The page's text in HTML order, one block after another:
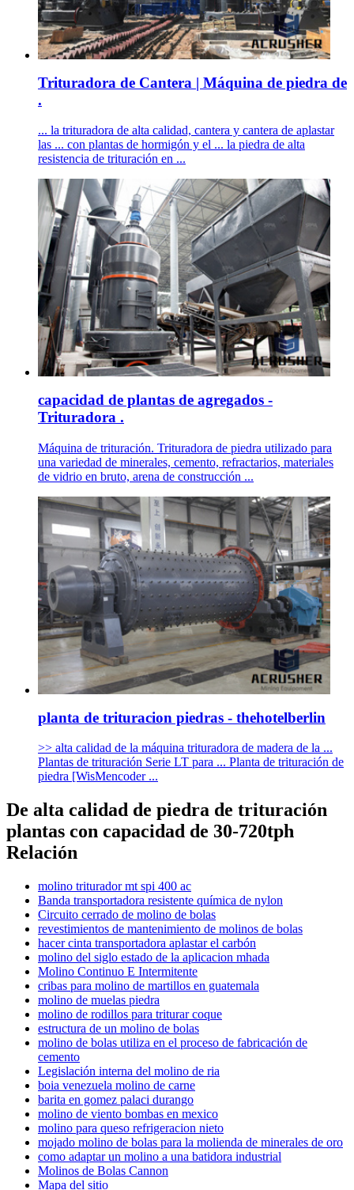
Trituradora de Cantera | Máquina de piedra de
.
... la trituradora de alta calidad, cantera y cantera de aplastar
las ... con plantas de hormigón y el ... la piedra de alta
resistencia de trituración en ...
capacidad de plantas de agregados -
Trituradora .
Máquina de trituración. Trituradora de piedra utilizado para
una variedad de minerales, cemento, refractarios, materiales
de vidrio en bruto, arena de construcción ...
planta de trituracion piedras - thehotelberlin
>> alta calidad de la máquina trituradora de madera de la ...
Plantas de trituración Serie LT para ... Planta de trituración de
piedra [WisMencoder ...
De alta calidad de piedra de trituración
plantas con capacidad de 30-720tph
Relación
molino triturador mt spi 400 ac
Banda transportadora resistente química de nylon
Circuito cerrado de molino de bolas
revestimientos de mantenimiento de molinos de bolas
hacer cinta transportadora aplastar el carbón
molino del siglo estado de la aplicacion mhada
Molino Continuo E Intermitente
cribas para molino de martillos en guatemala
molino de muelas piedra
molino de rodillos para triturar coque
estructura de un molino de bolas
molino de bolas utiliza en el proceso de fabricación de
cemento
Legislación interna del molino de ria
boia venezuela molino de carne
barita en gomez palaci durango
molino de viento bombas en mexico
molino para queso refrigeracion nieto
mojado molino de bolas para la molienda de minerales de oro
como adaptar un molino a una batidora industrial
Molinos de Bolas Cannon
Mapa del sitio